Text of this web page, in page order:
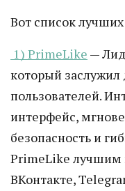
Вот список
1) PrimeLike —
который
пользователей.
интерфейс,
безопасность и
PrimeLike лучшим
ВКонтакте,